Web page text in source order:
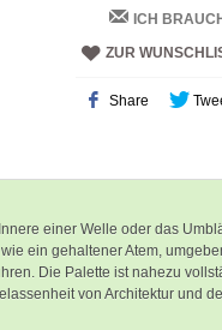
ICH
ZUR
Share
einer Welle oder das
ein gehaltener Atem,
Die Palette ist nahezu
von Architektur und